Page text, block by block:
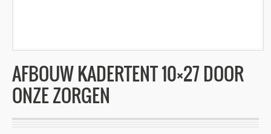
AFBOUW KADERTENT 10×27 DOOR
ONZE ZORGEN